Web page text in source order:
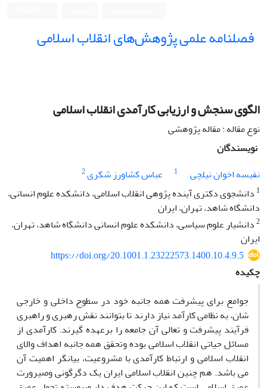
فصلنامه علمی پژوهش‌های انقلاب اسلامی
الگوی سنجش و ارزیابی کارآمدی انقلاب اسلامی
نوع مقاله : مقاله پژوهشی
نویسندگان
نفیسه اخوان نیلچی
1 عباس کشاورز شکری2
1 دانشجوی دکتری آینده پژوهی انقلاب اسلامی، دانشکده علوم انسانی،
دانشگاه شاهد، تهران، ایران
2دانشیار علوم سیاسی، دانشکده علوم انسانی دانشگاه شاهد، تهران،
ایران
https://doi.org/20.1001.1.23222573.1400.10.4.9.5
چکیده
جوامع برای پیشرفت همه جانبه خود در سطوح داخلی و خارجی
شان، به نظامی کارآمد نیاز دارند تا بتوانند نقش رهبری و راهبری
فرآیند پیشرفت و تعالی آن جامعه را برعهده گیرند. کارآمدی از
مسائل حیاتی انقلاب اسلامی بوده وتحقق همه جانبه اهداف والای
انقلاب اسلامی و ارتباط کارآمدی با مشروعیت، بیانگر اهمیت آن
می باشد. هم چنین انقلاب اسلامی ایران یک دگرگونی وصیرورت